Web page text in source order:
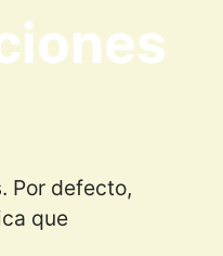
Por defecto,
que